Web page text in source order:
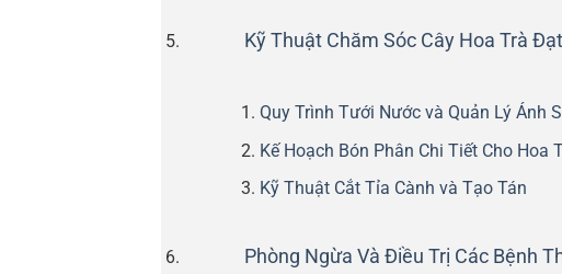
Kỹ Thuật Chăm Sóc Cây Hoa Trà
Quy Trình Tưới Nước và Quản Lý Ánh
Kế Hoạch Bón Phân Chi Tiết Cho Hoa
Kỹ Thuật Cắt Tỉa Cành và Tạo Tán
Phòng Ngừa Và Điều Trị Các Bệnh